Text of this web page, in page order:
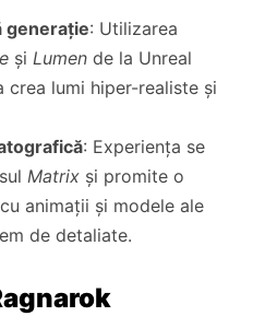
generație: Utilizarea
și Lumen de la Unreal
crea lumi hiper-realiste și
: Experiența se
Matrix și promite o
animații și modele ale
de detaliate.